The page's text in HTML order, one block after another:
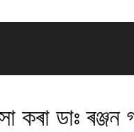
কৰা ডাঃ ৰঞ্জন